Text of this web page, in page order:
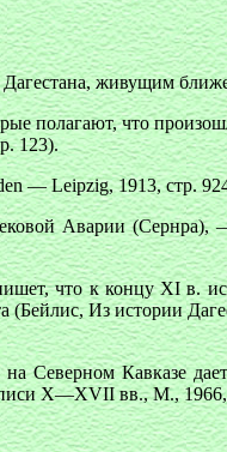
живущим
что
123).
— Leipzig, 1913, стр.
Аварии (Сернра),
что к концу XI в.
(Бейлис, Из истории
Северном Кавказе
X—XVII вв., М., 1966,